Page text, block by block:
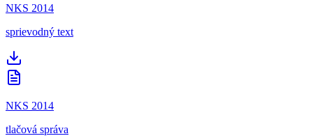
NKS 2014
sprievodný text
NKS 2014
tlačová správa